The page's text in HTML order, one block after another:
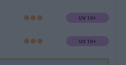
UV 10+
UV 10+